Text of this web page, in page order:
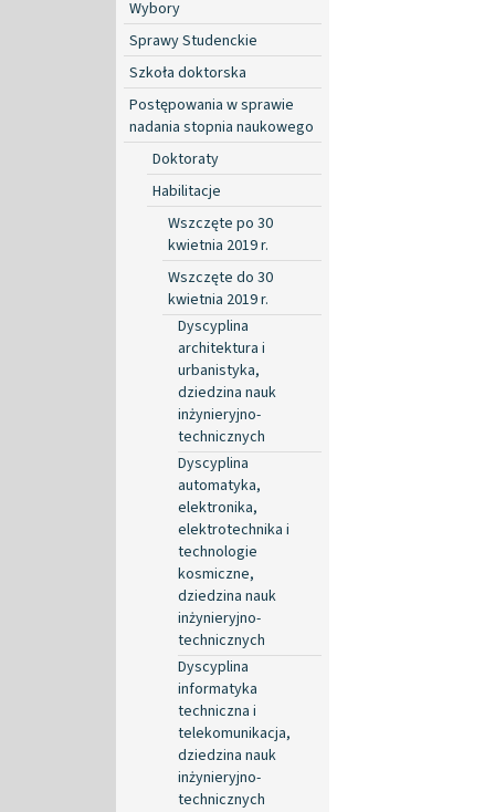
Wybory
Sprawy Studenckie
Szkoła doktorska
Postępowania w sprawie
nadania stopnia naukowego
Doktoraty
Habilitacje
Wszczęte po 30
kwietnia 2019 r.
Wszczęte do 30
kwietnia 2019 r.
Dyscyplina
architektura i
urbanistyka,
dziedzina nauk
inżynieryjno-
technicznych
Dyscyplina
automatyka,
elektronika,
elektrotechnika i
technologie
kosmiczne,
dziedzina nauk
inżynieryjno-
technicznych
Dyscyplina
informatyka
techniczna i
telekomunikacja,
dziedzina nauk
inżynieryjno-
technicznych